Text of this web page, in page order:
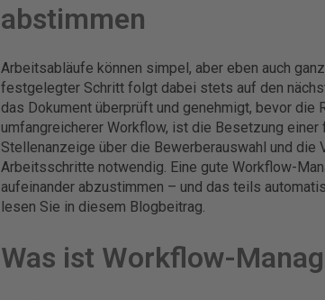
abstimmen
Arbeitsabläufe können simpel, aber eben auch
festgelegter Schritt folgt dabei stets auf den
das Dokument überprüft und genehmigt, bevor die
umfangreicherer Workflow, ist die Besetzung
Stellenanzeige über die Bewerberauswahl und
Arbeitsschritte notwendig. Eine gute Workflow-
aufeinander abzustimmen – und das teils
lesen Sie in diesem Blogbeitrag.
Was ist Workflow-